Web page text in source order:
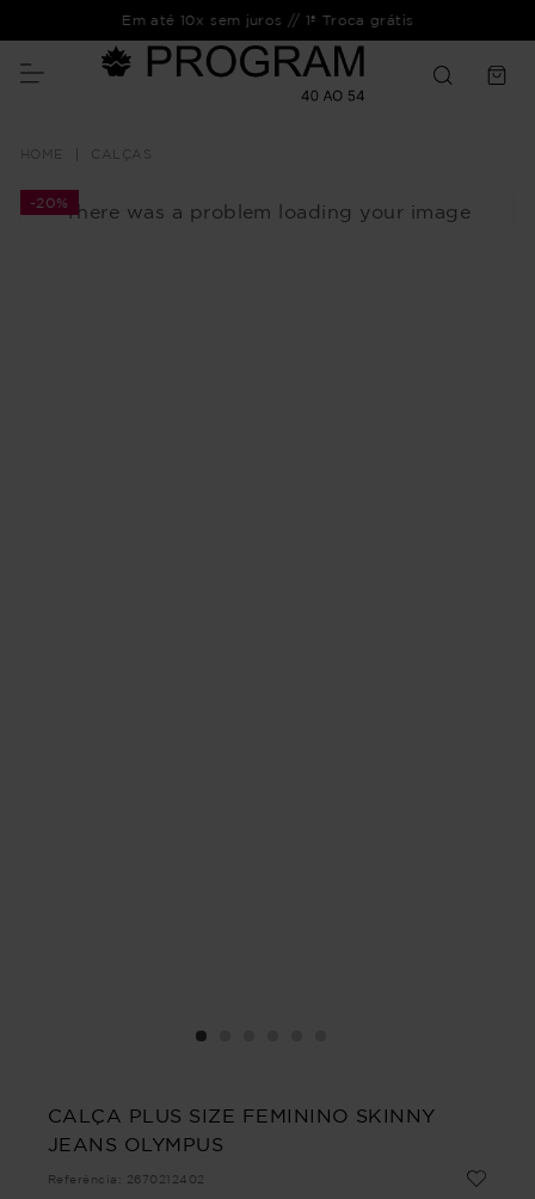
Em até 10x sem juros // 1ª Troca grátis
CALÇAS
There was a problem loading your image
-20%
CALÇA PLUS SIZE FEMININO SKINNY
JEANS OLYMPUS
Referência : 2670212402